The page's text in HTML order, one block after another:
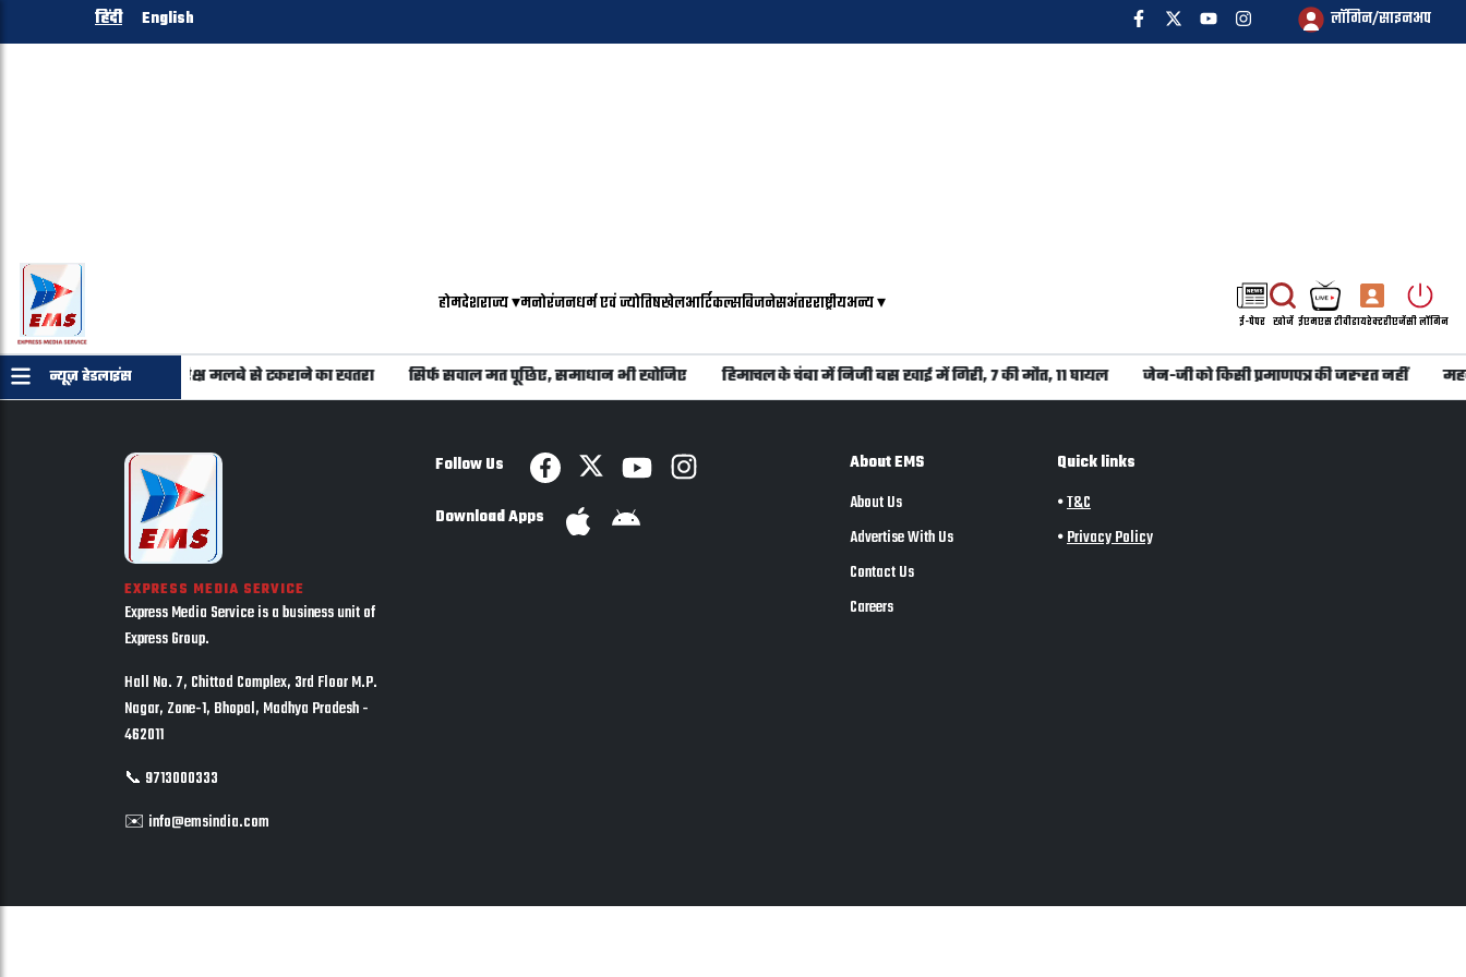
हिंदी English लॉगिन/साइनअप
होमदेशराज्य▾मनोरंजनधर्म एवं ज्योतिषखेलआर्टिकल्सबिजनेसअंतरराष्ट्रीयअन्य▾
ई-पेपर खोजें ईएमएस टीवीडायरेक्टरीएजेंसी लॉगिन
न्यूज़ हेडलाइंस
22 उपग्रहों में से 20 पर अंतरिक्ष मलबे से टकराने का खतरा सिर्फ सवाल मत पूछिए, समाधान भी खोजिए हिमाचल के चंबा में निजी बस खाई में गिरी, 7 की मौत, 11 घायल जेन-जी को किसी प्रमाणपत्र की जरुरत नहीं
EXPRESS MEDIA SERVICE
Express Media Service is a business unit of
Express Group.
Hall No. 7, Chittod Complex, 3rd Floor M.P.
Nagar, Zone-1, Bhopal, Madhya Pradesh -
462011
📞 9713000333
✉️ info@emsindia.com
Follow Us
Download Apps
About EMS
About Us
Advertise With Us
Contact Us
Careers
Quick links
•T&C
•Privacy Policy